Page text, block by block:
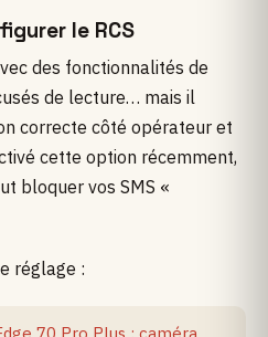
le RCS
des fonctionnalités de
de lecture… mais il
correcte côté opérateur et
cette option récemment,
bloquer vos SMS «
réglage :